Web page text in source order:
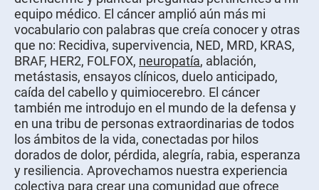
equipo médico. El cáncer amplió aún más mi
vocabulario con palabras que creía conocer y otras
que no: Recidiva, supervivencia, NED, MRD, KRAS,
BRAF, HER2, FOLFOX, neuropatía, ablación,
metástasis, ensayos clínicos, duelo anticipado,
caída del cabello y quimiocerebro. El cáncer
también me introdujo en el mundo de la defensa y
en una tribu de personas extraordinarias de todos
los ámbitos de la vida, conectadas por hilos
dorados de dolor, pérdida, alegría, rabia, esperanza
y resiliencia. Aprovechamos nuestra experiencia
colectiva para crear una comunidad que ofrece